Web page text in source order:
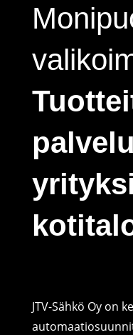
JTV-Sähkö Oy on